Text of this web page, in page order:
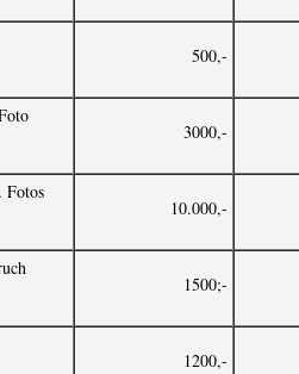
500,-
3000,-
Fotos
10.000,-
1500;-
1200,-